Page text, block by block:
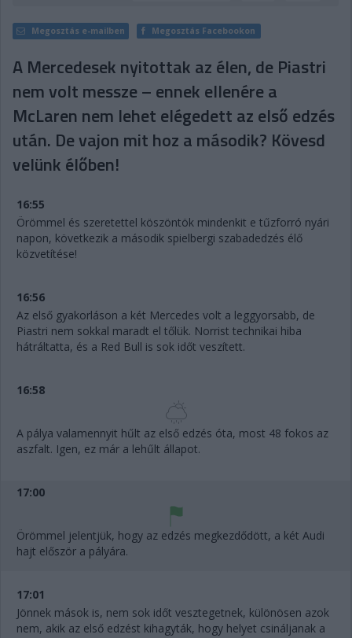
Megosztás e-mailben Megosztás Facebookon
A Mercedesek nyitottak az élen, de Piastri
nem volt messze – ennek ellenére a
McLaren nem lehet elégedett az első edzés
után. De vajon mit hoz a második? Kövesd
velünk élőben!
16:55
Örömmel és szeretettel köszöntök mindenkit e tűzforró nyári
napon, következik a második spielbergi szabadedzés élő
közvetítése!
16:56
Az első gyakorláson a két Mercedes volt a leggyorsabb, de
Piastri nem sokkal maradt el tőlük. Norrist technikai hiba
hátráltatta, és a Red Bull is sok időt veszített.
16:58
A pálya valamennyit hűlt az első edzés óta, most 48 fokos az
aszfalt. Igen, ez már a lehűlt állapot.
17:00
Örömmel jelentjük, hogy az edzés megkezdődött, a két Audi
hajt először a pályára.
17:01
Jönnek mások is, nem sok időt vesztegetnek, különösen azok
nem, akik az első edzést kihagyták, hogy helyet csináljanak a